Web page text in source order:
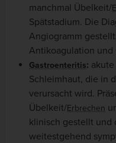
manchmal Übelkeit/
Spätstadium. Die
Angiogramm
Antikoagulation und
Gastroenteritis: akute
Schleimhaut, die in
verursacht wird.
Übelkeit/Erbrechen
klinisch gestellt und
weitestgehend